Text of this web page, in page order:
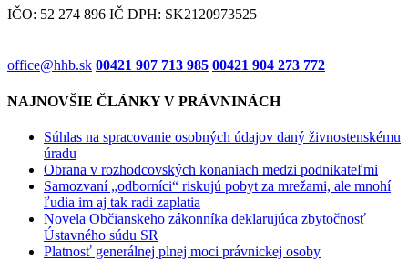
IČO: 52 274 896 IČ DPH: SK2120973525
office@hhb.sk 00421 907 713 985 00421 904 273 772
NAJNOVŠIE ČLÁNKY V PRÁVNINÁCH
Súhlas na spracovanie osobných údajov daný živnostenskému
úradu
Obrana v rozhodcovských konaniach medzi podnikateľmi
Samozvaní „odborníci“ riskujú pobyt za mrežami, ale mnohí
ľudia im aj tak radi zaplatia
Novela Občianskeho zákonníka deklarujúca zbytočnosť
Ústavného súdu SR
Platnosť generálnej plnej moci právnickej osoby